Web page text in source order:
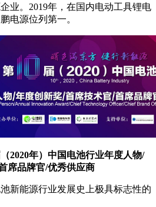
业。2019年，在国内电动工具锂电
电源位列第一。
2020年）中国电池行业年度人物/
席品牌官/优秀供应商
新能源行业发展史上极具标志性的